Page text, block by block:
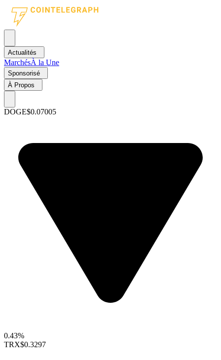
Actualités
MarchésÀ la Une
Sponsorisé
À Propos
DOGE$0.07005
0.43%
TRX$0.3297